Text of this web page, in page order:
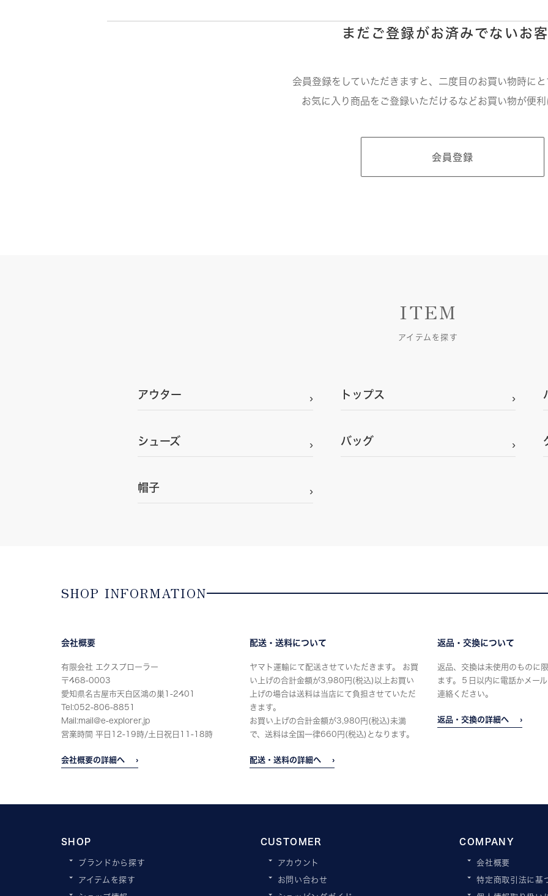
まだご登録がお済みでないお
会員登録をしていただきますと、二度目のお買い物時に
お気に入り商品をご登録いただけるなどお買い物が便
会員登録
ITEM
アイテムを探す
アウター トップス
シューズ バッグ
帽子
SHOP INFORMATION
会社概要
有限会社 エクスプローラー
〒468-0003
愛知県名古屋市天白区鴻の巣1-2401
Tel:052-806-8851
Mail:mail@e-explorer.jp
営業時間 平日12-19時/土日祝日11-18時
会社概要の詳細へ
配送・送料について
ヤマト運輸にて配送させていただきます。 お買
い上げの合計金額が3,980円(税込)以上お買い
上げの場合は送料は当店にて負担させていただ
きます。
お買い上げの合計金額が3,980円(税込)未満
で、送料は全国一律660円(税込)となります。
配送・送料の詳細へ
返品・交換について
返品、交換は未使用のものに
ます。５日以内に電話かメー
連絡ください。
返品・交換の詳細へ
SHOP
ブランドから探す
アイテムを探す
CUSTOMER
アカウント
お問い合わせ
COMPANY
会社概要
特定商取引法に基